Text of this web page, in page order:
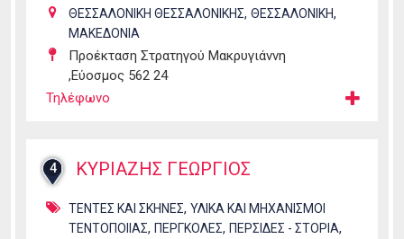
ΘΕΣΣΑΛΟΝΙΚΗ ΘΕΣΣΑΛΟΝΙΚΗΣ, ΘΕΣΣΑΛΟΝΙΚΗ,
ΜΑΚΕΔΟΝΙΑ
Προέκταση Στρατηγού Μακρυγιάννη
,Εύοσμος 562 24
Τηλέφωνο
4 ΚΥΡΙΑΖΗΣ ΓΕΩΡΓΙΟΣ
ΤΕΝΤΕΣ ΚΑΙ ΣΚΗΝΕΣ, ΥΛΙΚΑ ΚΑΙ ΜΗΧΑΝΙΣΜΟΙ
ΤΕΝΤΟΠΟΙΙΑΣ, ΠΕΡΓΚΟΛΕΣ, ΠΕΡΣΙΔΕΣ - ΣΤΟΡΙΑ,